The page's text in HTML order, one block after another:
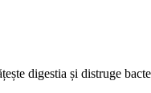
digestia și distruge